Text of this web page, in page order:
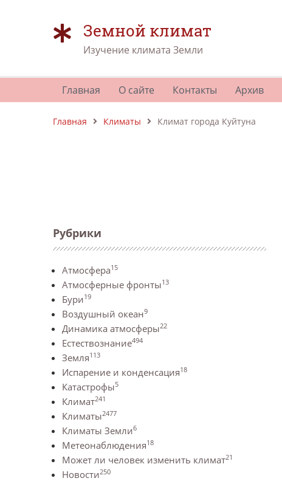
Земной климат
Изучение климата Земли
Главная О сайте Контакты Архив
Главная Климаты Климат города Куйтуна
Рубрики
Атмосфера15
Атмосферные фронты13
Бури19
Воздушный океан9
Динамика атмосферы22
Естествознание494
Земля113
Испарение и конденсация18
Катастрофы5
Климат241
Климаты2477
Климаты Земли6
Метеонаблюдения18
Может ли человек изменить климат21
Новости250